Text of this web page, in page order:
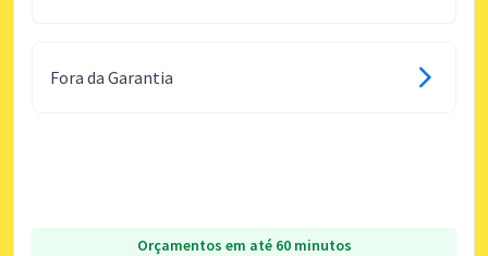
Fora da Garantia
Orçamentos em até 60 minutos